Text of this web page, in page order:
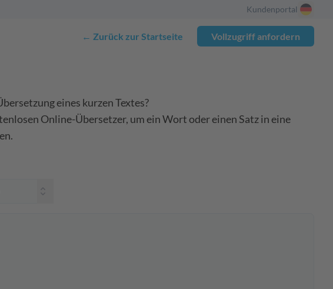
Kundenportal
← Zurück zur Startseite Vollzugriff anfordern
eines kurzen Textes?
Online-Übersetzer, um ein Wort oder einen Satz in eine